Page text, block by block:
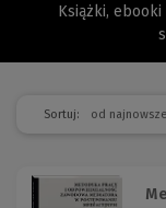
Książki,
Sortuj: